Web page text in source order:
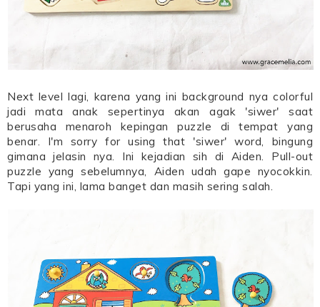
Next level lagi, karena yang ini background nya colorful
jadi mata anak sepertinya akan agak 'siwer' saat
berusaha menaroh kepingan puzzle di tempat yang
benar. I'm sorry for using that 'siwer' word, bingung
gimana jelasin nya. Ini kejadian sih di Aiden. Pull-out
puzzle yang sebelumnya, Aiden udah gape nyocokkin.
Tapi yang ini, lama banget dan masih sering salah.